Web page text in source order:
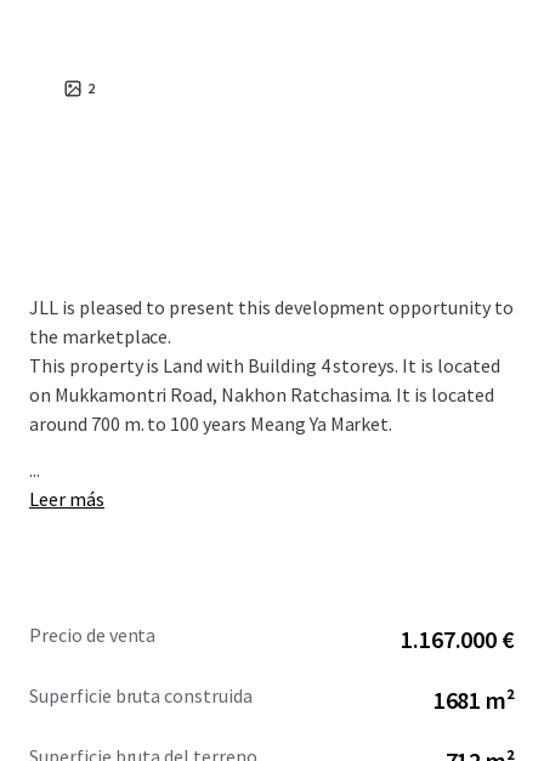
2
JLL is pleased to present this development opportunity to
the marketplace.
This property is Land with Building 4 storeys. It is located
on Mukkamontri Road, Nakhon Ratchasima. It is located
around 700 m. to 100 years Meang Ya Market.
...
Leer más
Precio de venta 1.167.000 €
Superficie bruta construida 1681 m²
Superficie bruta del terreno